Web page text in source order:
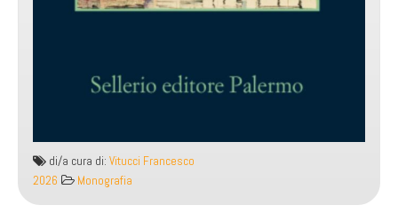
di/a cura di: Vitucci Francesco
2026
Monografia